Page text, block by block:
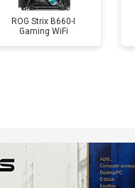
ROG Strix B660-I
Gaming WiFi